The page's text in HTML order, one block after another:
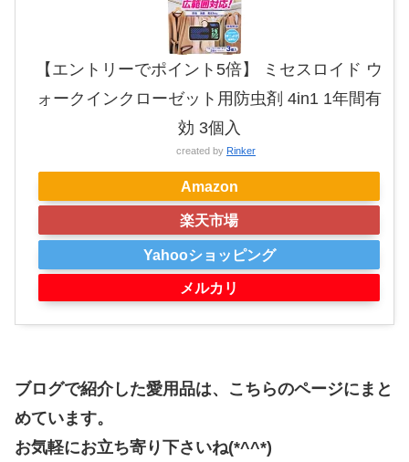
【エントリーでポイント5倍】 ミセスロイド ウ
ォークインクローゼット用防虫剤 4in1 1年間有
効 3個入
created by Rinker
Amazon
楽天市場
Yahooショッピング
メルカリ
ブログで紹介した愛用品は、こちらのページにまと
めています。
お気軽にお立ち寄り下さいね(*^^*)